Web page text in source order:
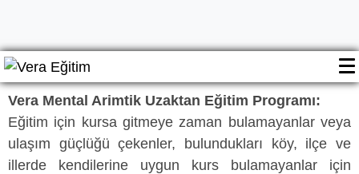
Vera Mental Arimtik Uzaktan Eğitim Programı:
Eğitim için kursa gitmeye zaman bulamayanlar veya
ulaşım güçlüğü çekenler, bulundukları köy, ilçe ve
illerde kendilerine uygun kurs bulamayanlar için